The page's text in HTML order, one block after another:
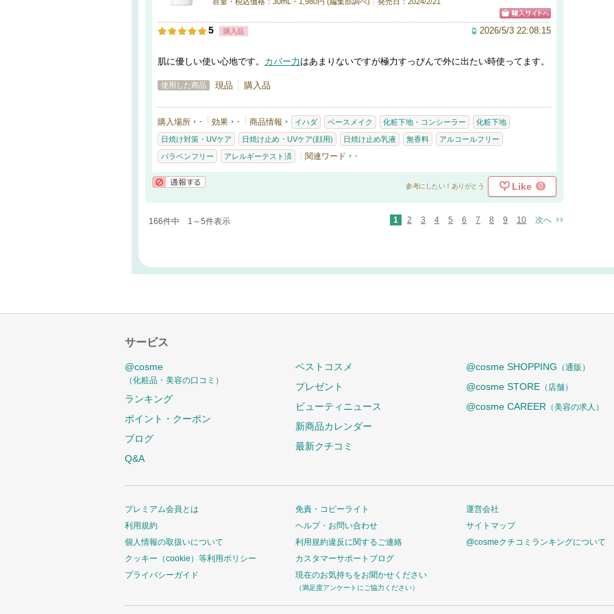
5 購入品 2026/5/3 22:08:15
肌に優しい使い心地です。 カバー力 はあまりないですが極力すっぴんで外に出たい時使ってます。
使用した商品 現品 購入品
購入場所 - 効果 - 商品情報 イハダ ベースメイク 化粧下地・コンシーラー 化粧下地
日焼け対策・UVケア 日焼け止め・UVケア(顔用) 日焼け止め乳液 無香料 アルコールフリー
パラベンフリー アレルギーテスト済 関連ワード -
参考にしたい！ありがとう Like 0
166件中 1～5件表示 1 2 3 4 5 6 7 8 9 10 次へ
サービス
@cosme
（化粧品・美容の口コミ）
ランキング
ポイント・クーポン
ブログ
Q&A
ベストコスメ
プレゼント
ビューティニュース
新商品カレンダー
最新クチコミ
@cosme SHOPPING （通販）
@cosme STORE （店舗）
@cosme CAREER （美容の求人）
プレミアム会員とは
利用規約
個人情報の取扱いについて
クッキー（cookie）等利用ポリシー
プライバシーガイド
免責・コピーライト
ヘルプ・お問い合わせ
利用規約違反に関するご連絡
カスタマーサポートブログ
現在のお気持ちをお聞かせください
（満足度アンケートにご協力ください）
運営会社
サイトマップ
@cosmeクチコミランキングについて